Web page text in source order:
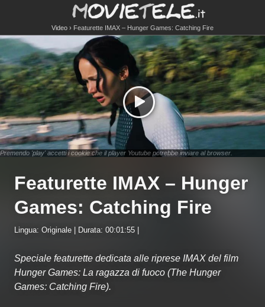
Video Featurette IMAX – Hunger Games: Catching Fire
Premendo 'play' accetti i cookie che il player Youtube potrebbe inviare al browser.
Featurette IMAX – Hunger
Games: Catching Fire
Lingua: Originale | Durata: 00:01:55 |
Speciale featurette dedicata alle riprese IMAX del film
Hunger Games: La ragazza di fuoco (The Hunger
Games: Catching Fire).